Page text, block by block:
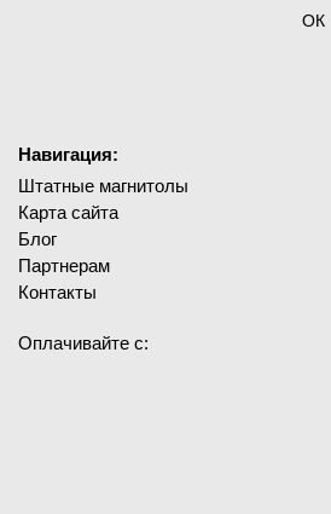
ОК
Навигация:
Штатные магнитолы
Карта сайта
Блог
Партнерам
Контакты
Оплачивайте с: